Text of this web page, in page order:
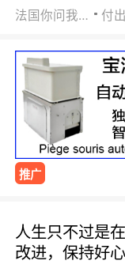
法国你问我答 付
推广
人生只不过是
改进，保持好